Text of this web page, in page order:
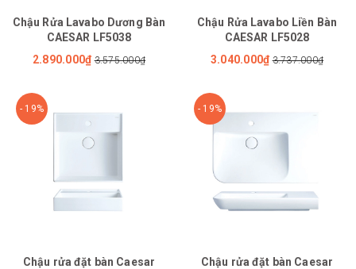
Chậu Rửa Lavabo Dương Bàn
CAESAR LF5038
2.890.000₫ 3.575.000₫
Chậu Rửa Lavabo Liền Bàn
CAESAR LF5028
3.040.000₫ 3.737.000₫
- 19%
Chậu rửa đặt bàn Caesar
- 19%
Chậu rửa đặt bàn Caesar